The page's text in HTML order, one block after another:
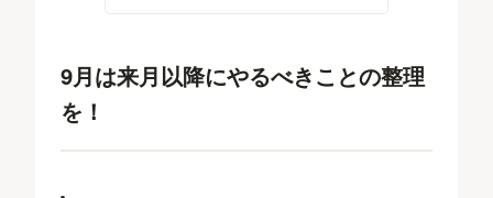
9月は来月以降にやるべきことの整理
を！